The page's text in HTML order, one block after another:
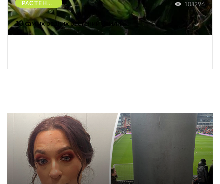
РАСТЕНИЯ 108296
10 самых редких растений Земли